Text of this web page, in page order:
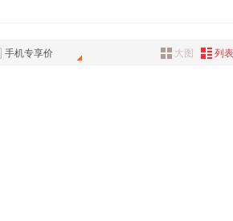
手机专享价 大图 列表